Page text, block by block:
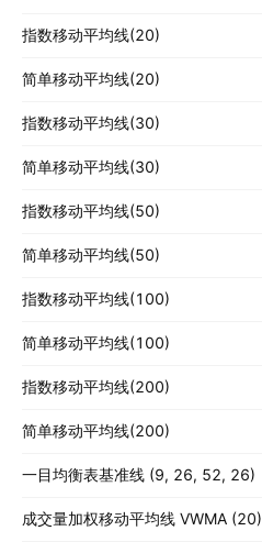
指数移动平均线(20)
简单移动平均线(20)
指数移动平均线(30)
简单移动平均线(30)
指数移动平均线(50)
简单移动平均线(50)
指数移动平均线(100)
简单移动平均线(100)
指数移动平均线(200)
简单移动平均线(200)
一目均衡表基准线 (9, 26, 52, 26)
成交量加权移动平均线 VWMA (20)